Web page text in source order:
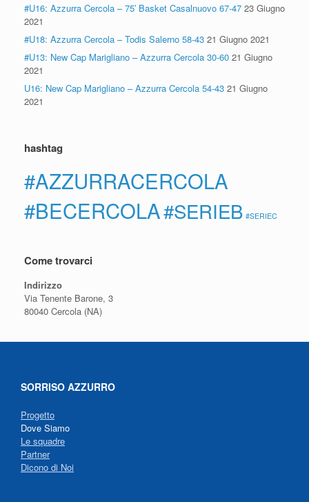
#U16: Azzurra Cercola – 75′ Basket Casalnuovo 67-47 23 Giugno
2021
#U18: Azzurra Cercola – Todis Salerno 58-43 21 Giugno 2021
#U13: New Cap Marigliano – Azzurra Cercola 30-60 21 Giugno
2021
U16: New Cap Marigliano – Azzurra Cercola 54-43 21 Giugno
2021
hashtag
#AZZURRACERCOLA
#BECERCOLA#SERIEB #SERIEC
Come trovarci
Indirizzo
Via Tenente Barone, 3
80040 Cercola (NA)
SORRISO AZZURRO
Progetto
Dove Siamo
Le squadre
Partner
Dicono di Noi